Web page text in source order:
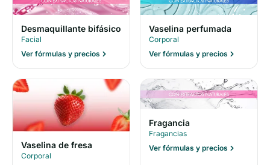
Desmaquillante bifásico
Facial
Ver fórmulas y precios
Vaselina perfumada
Corporal
Ver fórmulas y precios
Vaselina de fresa
Corporal
Fragancia
Fragancias
Ver fórmulas y precios